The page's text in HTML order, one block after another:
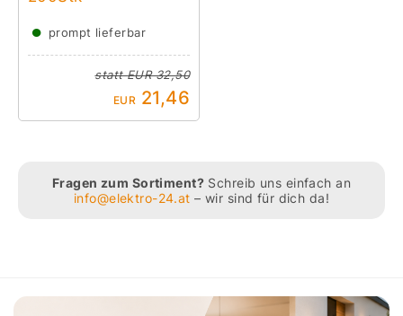
● prompt lieferbar
stattEUR 32,50
EUR 21,46
Fragen zum Sortiment? Schreib uns einfach an
info@elektro-24.at – wir sind für dich da!